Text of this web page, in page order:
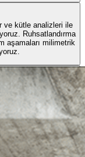
ve kütle analizleri ile
Ruhsatlandırma
aşamaları milimetrik
alanlarınıza
dokuya,
bir deneyim için
zamanında ve